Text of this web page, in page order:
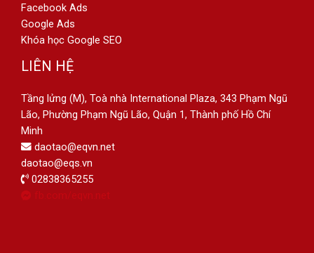
Facebook Ads
Google Ads
Khóa học Google SEO
LIÊN HỆ
Tầng lửng (M), Toà nhà International Plaza, 343 Phạm Ngũ
Lão, Phường Phạm Ngũ Lão, Quận 1, Thành phố Hồ Chí
Minh
daotao@eqvn.net
daotao@eqs.vn
02838365255
fb.com/eqvn.net